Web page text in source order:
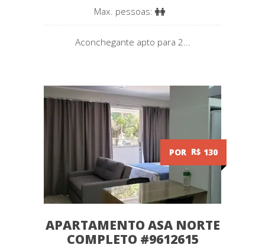
Max. pessoas:
Aconchegante apto para 2...
POR R$ 130
APARTAMENTO ASA NORTE
COMPLETO #9612615